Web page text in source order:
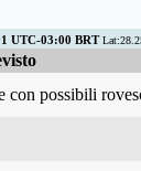
UTC-03:00 BRT
con possibili